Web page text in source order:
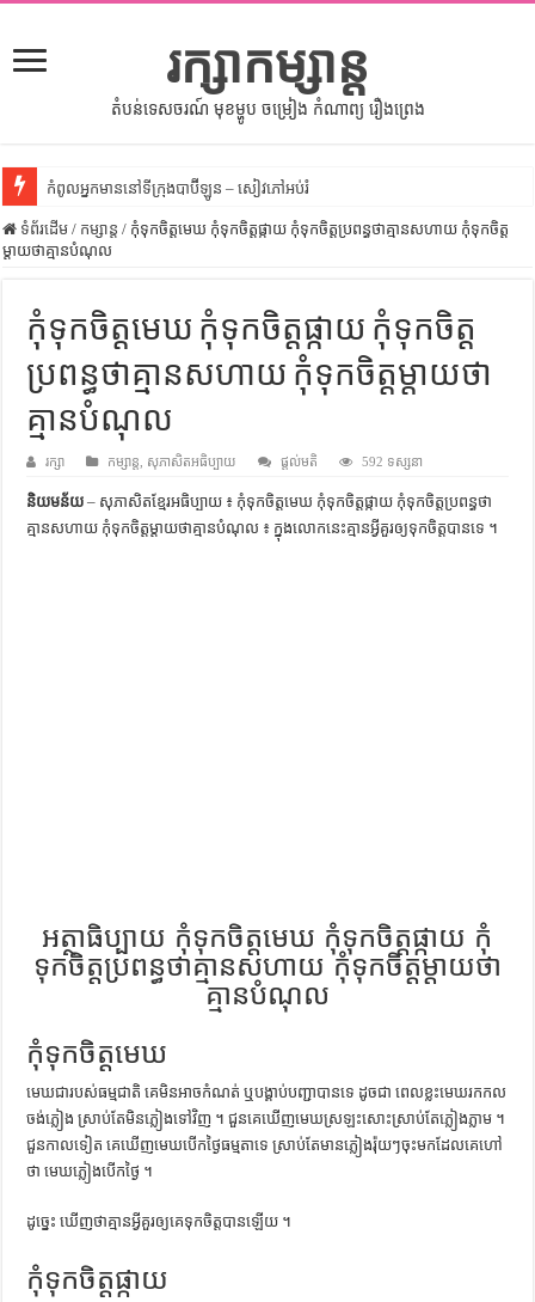
រក្សាកម្សាន្ត
តំបន់ទេសចរណ៍ មុខម្ហូប ចម្រៀង កំណាព្យ រឿងព្រេង
កំពូលអ្នកមាននៅទីក្រុងបាប៊ីឡូន – សៀវភៅអប់រំ
សីលធម៌នៅក្នុងសង្គមខ្មែរ – សៀវភៅចំណេះដឹងទូទៅ
ទំលៀមទម្លាប់ប្រពៃណីជនជាតិចិន – សៀវភៅចំណេះដឹងទូទៅ
ដើមកំណើតអង្គរ – សៀវភៅចំណេះដឹងទូទៅ
ដើមកំណើតជនជាតិខ្មែរ – អត្ថបទស្រាវជ្រាវ
ទំនាក់ទំនងកម្ពុជានិងចិន – សៀវភៅចំណេះដឹងទូទៅ
ព្រះបាទធម្មិក – សៀវភៅចំណេះដឹងទូទៅ
រដ្ឋបាល និង រដ្ឋបាលវិមជ្ឈការ – អត្ថបទស្រាវជ្រាវ
ទំព័រដើម / កម្សាន្ត / កុំទុកចិត្តមេឃ កុំទុកចិត្តផ្កាយ កុំទុកចិត្តប្រពន្ធថាគ្មានសហាយ កុំទុកចិត្ត
ម្តាយថាគ្មានបំណុល
កុំទុកចិត្តមេឃ កុំទុកចិត្តផ្កាយ កុំទុកចិត្ត
ប្រពន្ធថាគ្មានសហាយ កុំទុកចិត្តម្តាយថា
គ្មានបំណុល
រក្សា កម្សាន្ត សុភាសិតអធិប្បាយ ផ្តល់មតិ 592 ទស្សនា
និយមន័យ – សុភាសិតខ្មែរអធិប្បាយ ៖ កុំទុកចិត្តមេឃ កុំទុកចិត្តផ្កាយ កុំទុកចិត្តប្រពន្ធថា
គ្មានសហាយ កុំទុកចិត្តម្តាយថាគ្មានបំណុល ៖ ក្នុង​លោក​នេះ​គ្មាន​អ្វី​គួរ​ឲ្យ​ទុក​ចិត្ត​បាន​ទេ ។
អត្ថាធិប្បាយ កុំទុកចិត្តមេឃ កុំទុកចិត្តផ្កាយ កុំ
ទុកចិត្តប្រពន្ធថាគ្មានសហាយ កុំទុកចិត្តម្តាយថា
គ្មានបំណុល
កុំទុកចិត្តមេឃ
មេឃ​ជា​របស់​ធម្មជាតិ គេ​មិន​អាច​កំណត់ ឬ​បង្គាប់​បញ្ជា​បាន​ទេ ដូចជា ពេល​ខ្លះ​មេឃ​រក​កល​
ចង់​ភ្លៀង ស្រាប់​តែ​មិន​ភ្លៀង​ទៅ​វិញ ។ ជួន​គេ​ឃើញ​មេឃ​ស្រឡះ​សោះ​ស្រាប់​តែ​ភ្លៀង​ភ្លាម ។
ជួនកាល​ទៀត គេ​ឃើញ​មេឃ​បើក​ថ្ងៃ​ធម្មតា​ទេ ស្រាប់​តែ​មាន​ភ្លៀង​រ៉ុយៗ​ចុះ​មក​ដែល​គេ​ហៅ​
ថា មេឃ​ភ្លៀង​បើក​ថ្ងៃ ។
ដូច្នេះ ឃើញ​ថា​គ្មាន​អ្វី​គួរ​ឲ្យ​គេ​ទុក​ចិត្ត​បាន​ឡើយ ។
កុំទុកចិត្តផ្កាយ